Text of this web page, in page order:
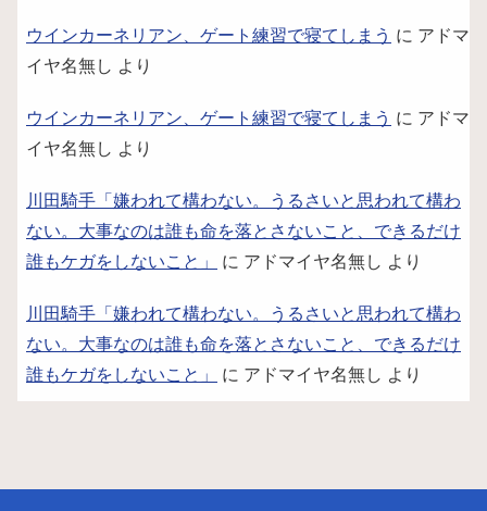
ウインカーネリアン、ゲート練習で寝てしまう に アドマ
イヤ名無し より
ウインカーネリアン、ゲート練習で寝てしまう に アドマ
イヤ名無し より
川田騎手「嫌われて構わない。うるさいと思われて構わ
ない。大事なのは誰も命を落とさないこと、できるだけ
誰もケガをしないこと」
に アドマイヤ名無し より
川田騎手「嫌われて構わない。うるさいと思われて構わ
ない。大事なのは誰も命を落とさないこと、できるだけ
誰もケガをしないこと」
に アドマイヤ名無し より